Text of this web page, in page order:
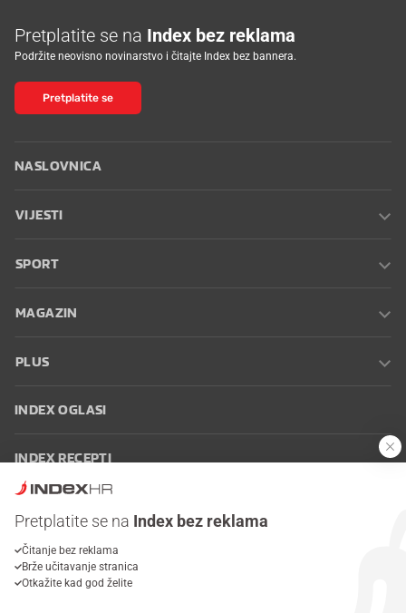
Pretplatite se na Index bez reklama
Podržite neovisno novinarstvo i čitajte Index bez bannera.
Pretplatite se
NASLOVNICA
VIJESTI
SPORT
MAGAZIN
PLUS
INDEX OGLASI
INDEX RECEPTI
Oglašavanje Zaposli se na Indexu
korištenja
Postavke kolačića
Pretplatite se na Index bez reklama
Čitanje bez reklama
Brže učitavanje stranica
Otkažite kad god želite